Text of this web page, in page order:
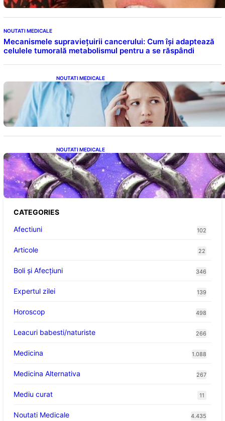
NOUTATI MEDICALE
Mecanismele supraviețuirii cancerului: Cum își adaptează
celulele tumorală metabolismul pentru a se răspândi
NOUTATI MEDICALE
Impactul Cuvintelor: Cele 7 Fraze Pe Care
Părinții Ar Trebui Să Le Evite Cu Primul
Născut
NOUTATI MEDICALE
Energia Banilor și a Norocului: Ce să Eviți pe
8 August pentru a Nu Bloca Fluxul
Prosperității
CATEGORIES
Afectiuni
102
Articole 22
Boli și Afecțiuni 346
Expertul zilei 139
Horoscop 498
Leacuri babesti/naturiste 266
Medicina 1.088
Medicina Alternativa 267
Mediu curat 11
Noutati Medicale 4.435